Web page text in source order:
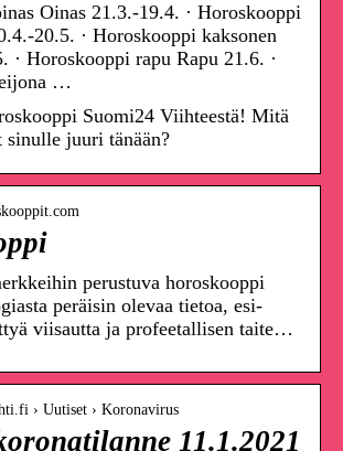
Oinas 21.3.-19.4. · Horoskooppi
20.5. · Horoskooppi kaksonen
· Horoskooppi rapu Rapu 21.6. ·
…
Suomi24 Viihteestä! Mitä
sinulle juuri tänään?
perustuva horoskooppi
peräisin olevaa tietoa, esi-
viisautta ja profeetallisen taite…
› Uutiset › Koronavirus
11.1.2021